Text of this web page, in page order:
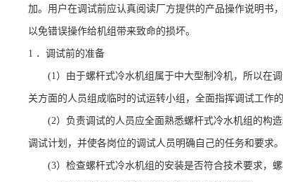
加。用户在调试前应认真阅读厂方提供的产品操作说明书
以免错误操作给机组带来致命的损坏。
1 ．调试前的准备
(1）由于螺杆式冷水机组属于中大型制冷机，所以在
关方面的人员组成临时的试运转小组，全面指挥调试工作的
(2）负责调试的人员应全面熟悉螺杆式冷水机组的构
调试计划，并使各岗位的调试人员明确自己的任务和要求。
(3）检查螺杆式冷水机组的安装是否符合技术要求，